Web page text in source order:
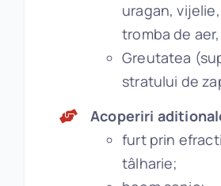
uragan,
tromba de
Greutatea
stratului de
Acoperiri
furt prin
tâlharie;